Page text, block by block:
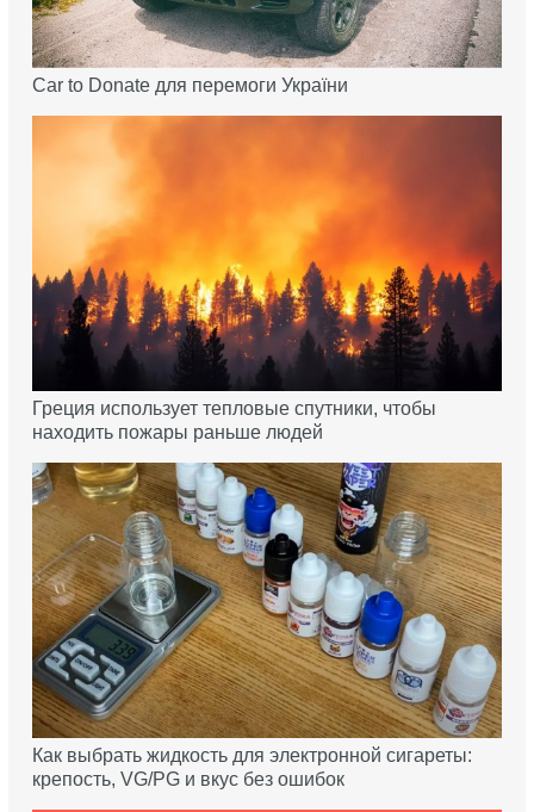
Car to Donate для перемоги України
Греция использует тепловые спутники, чтобы
находить пожары раньше людей
Как выбрать жидкость для электронной сигареты:
крепость, VG/PG и вкус без ошибок